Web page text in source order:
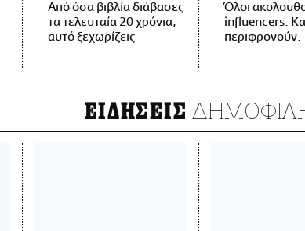
Από όσα βιβλία διάβασες
τα τελευταία 20 χρόνια,
αυτό ξεχωρίζεις
Όλοι
influencers.
περιφρονούν.
ΕΙΔΗΣΕΙΣ